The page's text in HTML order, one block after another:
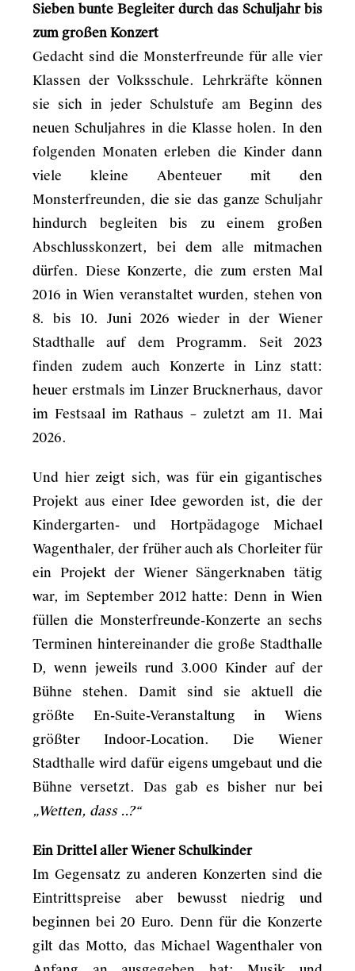
Sieben bunte Begleiter durch das Schuljahr bis
zum großen Konzert
Gedacht sind die Monsterfreunde für alle vier
Klassen der Volksschule. Lehrkräfte können
sie sich in jeder Schulstufe am Beginn des
neuen Schuljahres in die Klasse holen. In den
folgenden Monaten erleben die Kinder dann
viele kleine Abenteuer mit den
Monsterfreunden, die sie das ganze Schuljahr
hindurch begleiten bis zu einem großen
Abschlusskonzert, bei dem alle mitmachen
dürfen. Diese Konzerte, die zum ersten Mal
2016 in Wien veranstaltet wurden, stehen von
8. bis 10. Juni 2026 wieder in der Wiener
Stadthalle auf dem Programm. Seit 2023
finden zudem auch Konzerte in Linz statt:
heuer erstmals im Linzer Brucknerhaus, davor
im Festsaal im Rathaus – zuletzt am 11. Mai
2026.
Und hier zeigt sich, was für ein gigantisches
Projekt aus einer Idee geworden ist, die der
Kindergarten- und Hortpädagoge Michael
Wagenthaler, der früher auch als Chorleiter für
ein Projekt der Wiener Sängerknaben tätig
war, im September 2012 hatte: Denn in Wien
füllen die Monsterfreunde-Konzerte an sechs
Terminen hintereinander die große Stadthalle
D, wenn jeweils rund 3.000 Kinder auf der
Bühne stehen. Damit sind sie aktuell die
größte En-Suite-Veranstaltung in Wiens
größter Indoor-Location. Die Wiener
Stadthalle wird dafür eigens umgebaut und die
Bühne versetzt. Das gab es bisher nur bei
„Wetten, dass ..?“
Ein Drittel aller Wiener Schulkinder
Im Gegensatz zu anderen Konzerten sind die
Eintrittspreise aber bewusst niedrig und
beginnen bei 20 Euro. Denn für die Konzerte
gilt das Motto, das Michael Wagenthaler von